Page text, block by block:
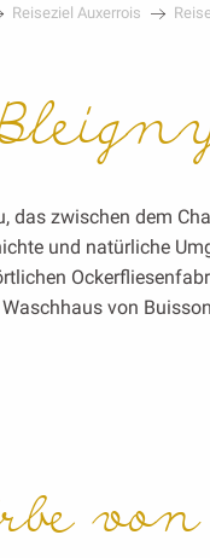
Reiseziel Auxerrois
das zwischen dem
und natürliche
von
von